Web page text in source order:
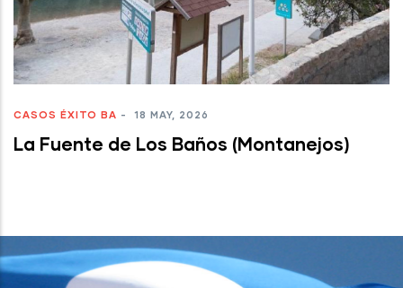
CASOS ÉXITO BA - 18 MAY, 2026
La Fuente de Los Baños (Montanejos)